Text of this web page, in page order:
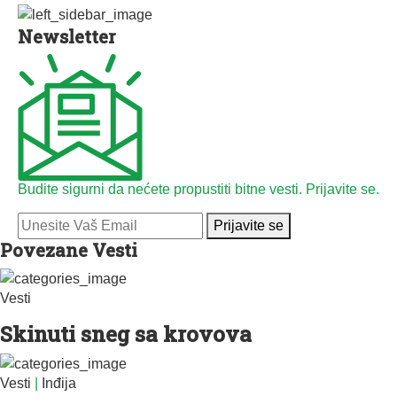
Newsletter
Budite sigurni da nećete propustiti bitne vesti. Prijavite se.
Prijavite se
Povezane Vesti
Vesti
Skinuti sneg sa krovova
Vesti Inđija